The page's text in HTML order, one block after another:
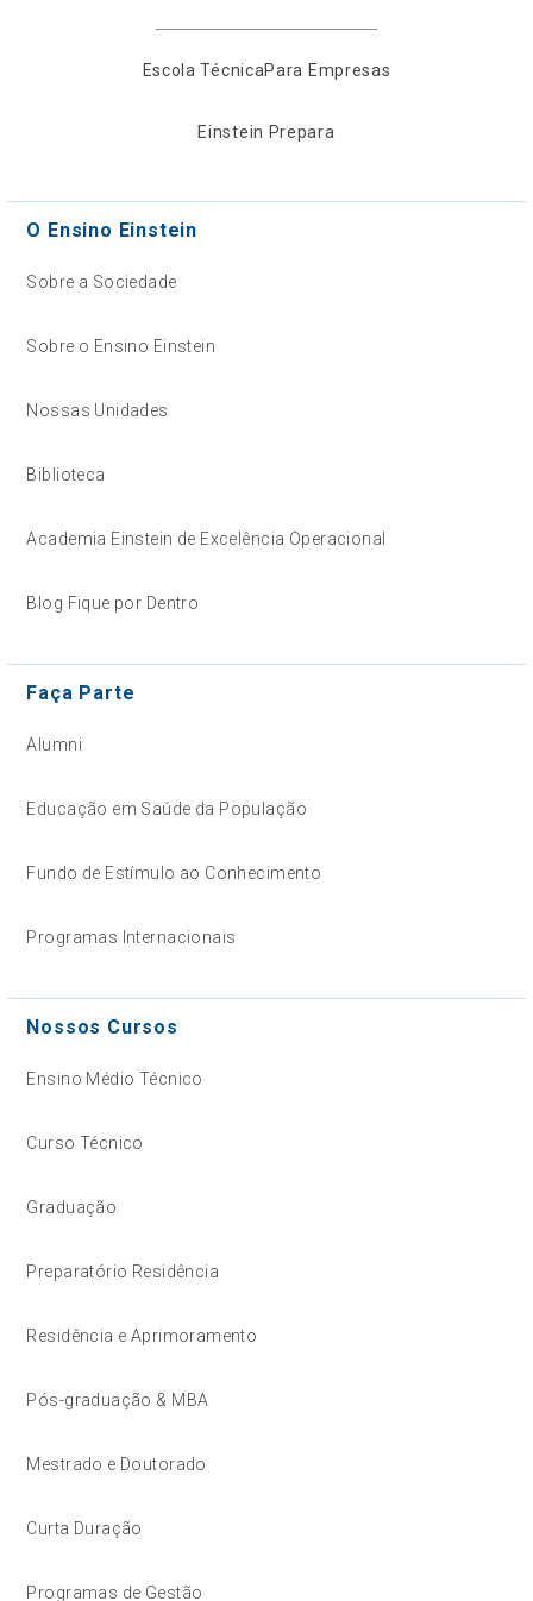
Escola TécnicaPara Empresas
Einstein Prepara
O Ensino Einstein
Sobre a Sociedade
Sobre o Ensino Einstein
Nossas Unidades
Biblioteca
Academia Einstein de Excelência Operacional
Blog Fique por Dentro
Faça Parte
Alumni
Educação em Saúde da População
Fundo de Estímulo ao Conhecimento
Programas Internacionais
Nossos Cursos
Ensino Médio Técnico
Curso Técnico
Graduação
Preparatório Residência
Residência e Aprimoramento
Pós-graduação & MBA
Mestrado e Doutorado
Curta Duração
Programas de Gestão